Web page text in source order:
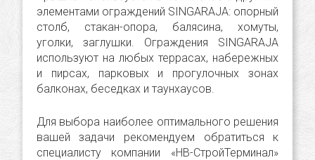
элементами ограждений SINGARAJA: опорный
столб, стакан-опора, балясина, хомуты,
уголки, заглушки. Ограждения SINGARAJA
используют на любых террасах, набережных
и пирсах, парковых и прогулочных зонах
балконах, беседках и таунхаусов.
Для выбора наиболее оптимального решения
вашей задачи рекомендуем обратиться к
специалисту компании «НВ-СтройТерминал»